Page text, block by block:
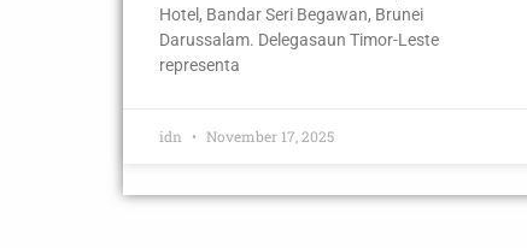
Hotel, Bandar Seri Begawan, Brunei
Darussalam. Delegasaun Timor-Leste
representa
idn November 17, 2025